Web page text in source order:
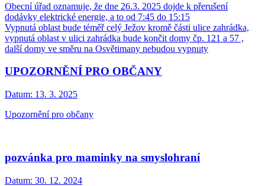
Obecní úřad oznamuje, že dne 26.3. 2025 dojde k přerušení
dodávky elektrické energie, a to od 7:45 do 15:15
Vypnutá oblast bude téměř celý Ježov kromě části ulice zahrádka,
vypnutá oblast v ulici zahrádka bude končit domy čp. 121 a 57 ,
další domy ve směru na Osvětimany nebudou vypnuty
UPOZORNĚNÍ PRO OBČANY
Datum: 13. 3. 2025
Upozornění pro občany
pozvánka pro maminky na smyslohraní
Datum: 30. 12. 2024